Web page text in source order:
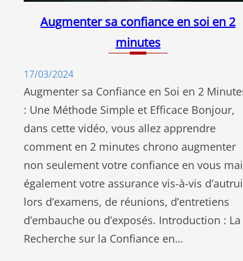
Augmenter sa confiance en soi en 2
minutes
17/03/2024
Augmenter sa Confiance en Soi en 2
: Une Méthode Simple et Efficace Bonjour,
dans cette vidéo, vous allez apprendre
comment en 2 minutes chrono augmenter
non seulement votre confiance en vous
également votre assurance vis-à-vis d’autrui
lors d’examens, de réunions, d’entretiens
d’embauche ou d’exposés. Introduction : La
Recherche sur la Confiance en…